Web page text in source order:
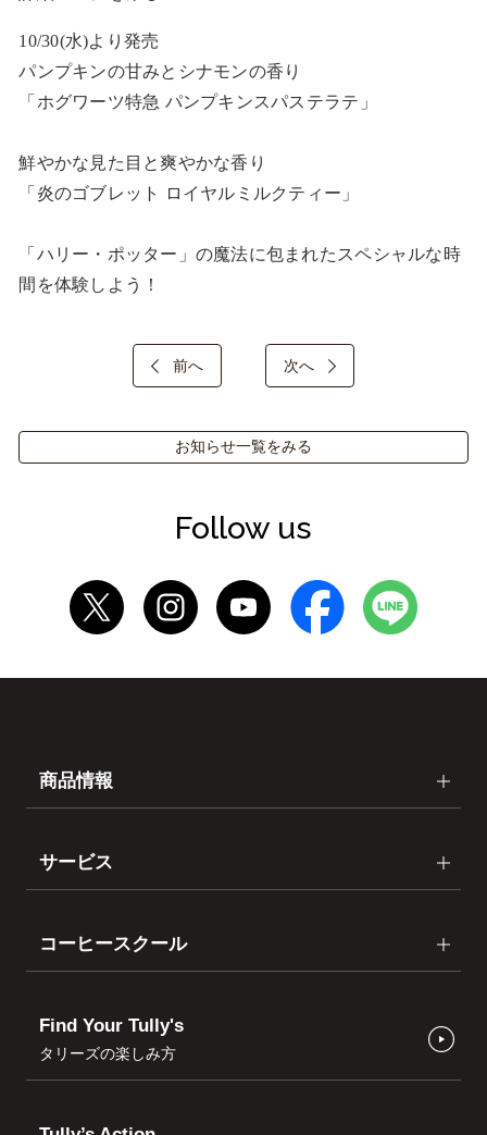
10/30(水)より発売
パンプキンの甘みとシナモンの香り
「ホグワーツ特急 パンプキンスパステラテ」
鮮やかな見た目と爽やかな香り
「炎のゴブレット ロイヤルミルクティー」
「ハリー・ポッター」の魔法に包まれたスペシャルな時
間を体験しよう！
前へ 次へ
お知らせ一覧をみる
Follow us
商品情報
サービス
コーヒースクール
Find Your Tully's
タリーズの楽しみ方